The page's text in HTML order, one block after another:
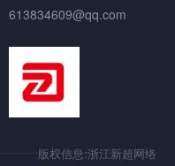
613834609@qq.com
版权信息:浙江新超网络